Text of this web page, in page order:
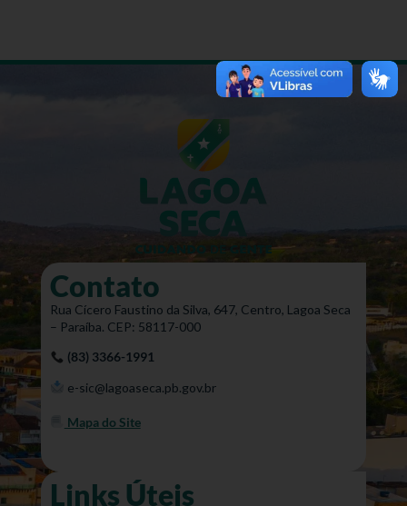
Contato
Rua Cícero Faustino da Silva, 647, Centro, Lagoa Seca
– Paraíba. CEP: 58117-000
(83) 3366-1991
e-sic@lagoaseca.pb.gov.br
Mapa do Site
Links Úteis